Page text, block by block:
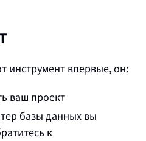
инструмент впервые, он:
ваш проект
базы данных вы
к